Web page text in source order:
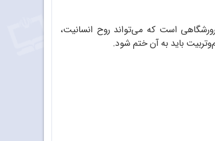
است که می‌تواند روح انسانیت،
باید به آن ختم شود.